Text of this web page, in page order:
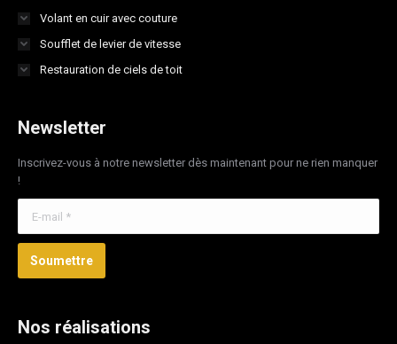
Volant en cuir avec couture
Soufflet de levier de vitesse
Restauration de ciels de toit
Newsletter
Inscrivez-vous à notre newsletter dès maintenant pour ne rien manquer
!
Soumettre
Nos réalisations